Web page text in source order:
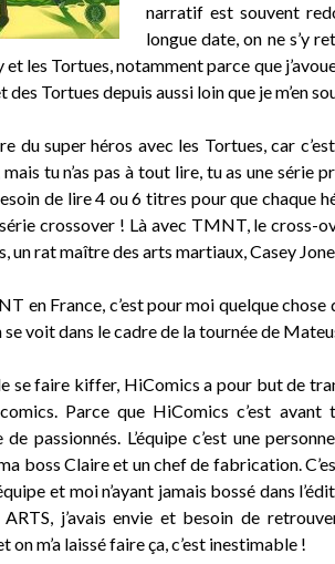
narratif est souvent
longue date, on ne s’y
les Tortues, notamment parce que
Tortues depuis aussi loin que je m’en
du super héros avec les Tortues, car
tu n’as pas à tout lire, tu as une série
de lire 4 ou 6 titres pour que chaque
crossover ! Là avec TMNT, le cross-
un rat maître des arts martiaux, Casey
en France, c’est pour moi quelque
se voit dans le cadre de la tournée de
se faire kiffer, HiComics a pour but de
Parce que HiComics c’est avant
passionnés. L’équipe c’est une
boss Claire et un chef de fabrication.
et moi n’ayant jamais bossé dans
j’avais envie et besoin de
on m’a laissé faire ça, c’est inestimable !